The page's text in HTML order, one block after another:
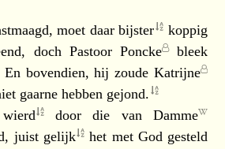
moet daarbijster
koppig
doch Pastoor Poncke bleek
bovendien, hij zoude Katrijne
gaarne hebben gejond.
wierd door die van Damme
juist gelijk
het met God gesteld